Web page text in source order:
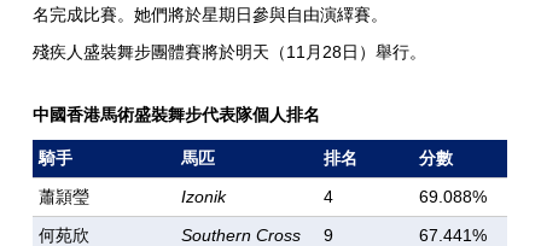
名完成比賽。她們將於星期日參與自由演繹賽。
殘疾人盛裝舞步團體賽將於明天（11月28日）舉行。
中國香港馬術盛裝舞步代表隊個人排名
騎手 馬匹 排名
分數
蕭頴瑩
Izonik 4
69.088%
何苑欣
Southern Cross
9 67.441%